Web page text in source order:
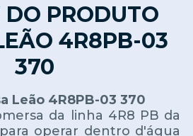
PRODUTO
4R8PB-03
370
Leão 4R8PB-03 370
da linha 4R8 PB da
operar dentro d'água